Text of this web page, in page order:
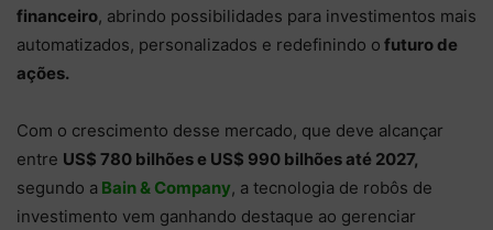
financeiro, abrindo possibilidades para investimentos mais
automatizados, personalizados e redefinindo o futuro de
ações.
Com o crescimento desse mercado, que deve alcançar
entre US$ 780 bilhões e US$ 990 bilhões até 2027,
segundo a Bain & Company, a tecnologia de robôs de
investimento vem ganhando destaque ao gerenciar